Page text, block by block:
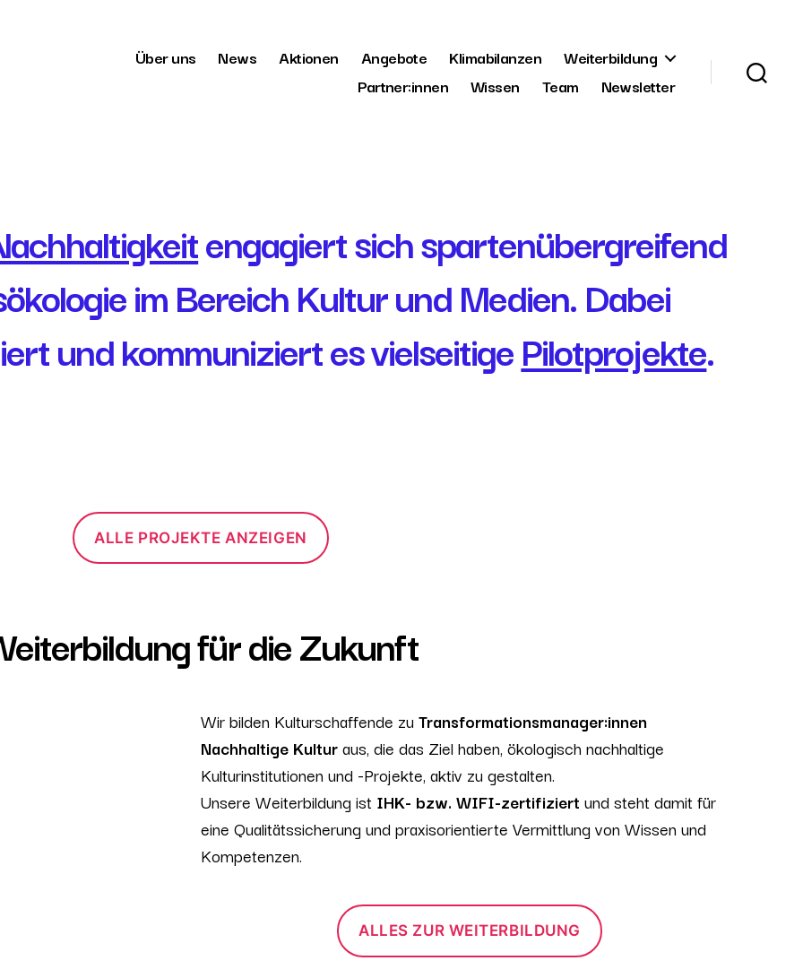
Über uns News Aktionen Angebote Klimabilanzen
Weiterbildung
Partner:innen
Wissen Team Newsletter
engagiert sich spartenübergreifend
im Bereich Kultur und Medien. Dabei
und kommuniziert es vielseitigePilotprojekte.
ALLE PROJEKTE ANZEIGEN
für die Zukunft
Wir bilden Kulturschaffende zu Transformationsmanager:innen
Nachhaltige Kulturaus, die das Ziel haben, ökologisch nachhaltige
Kulturinstitutionen und -Projekte, aktiv zu gestalten.
Unsere Weiterbildung ist IHK- bzw. WIFI-zertifiziert und steht damit für
eine Qualitätssicherung und praxisorientierte Vermittlung von Wissen und
Kompetenzen.
ALLES ZUR WEITERBILDUNG